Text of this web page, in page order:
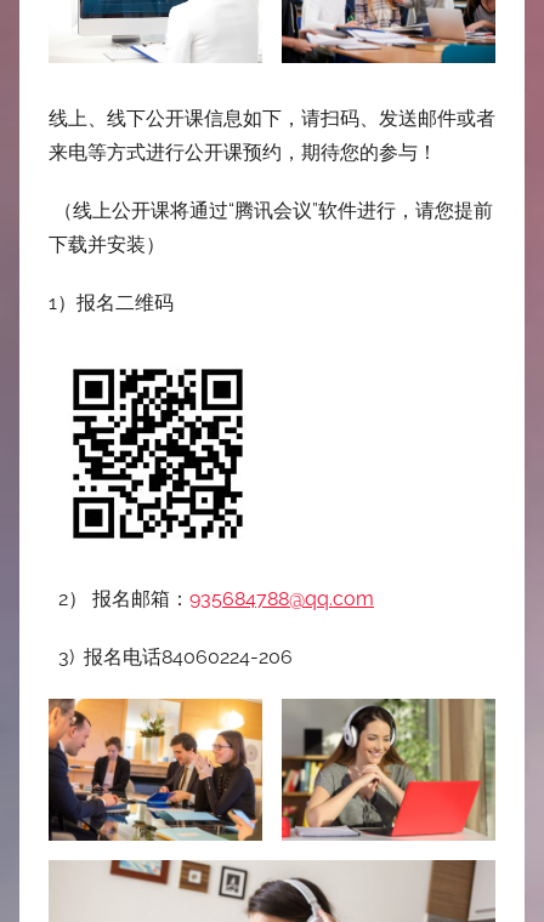
线上、线下公开课信息如下，请扫码、发送邮件或者
来电等方式进行公开课预约，期待您的参与！
（线上公开课将通过“腾讯会议”软件进行，请您提前
下载并安装）
1）报名二维码
2） 报名邮箱： 935684788@qq.com
3) 报名电话84060224-206